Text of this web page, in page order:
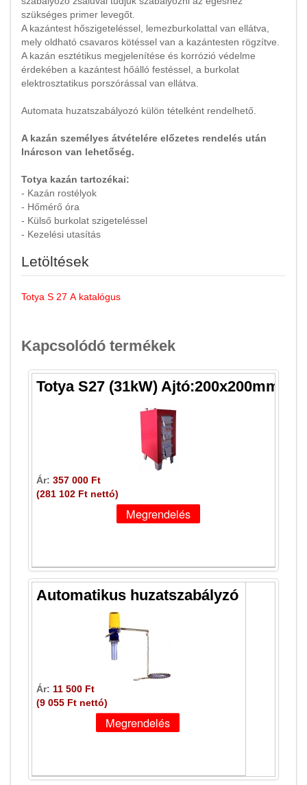
szükséges primer levegőt.
A kazántest hőszigeteléssel, lemezburkolattal van ellátva,
mely oldható csavaros kötéssel van a kazántesten rögzítve.
A kazán esztétikus megjelenítése és korrózió védelme
érdekében a kazántest hőálló festéssel, a burkolat
elektrosztatikus porszórással van ellátva.
Automata huzatszabályozó külön tételként rendelhető.
A kazán személyes átvételére előzetes rendelés után
Inárcson van lehetőség.
Totya kazán tartozékai:
- Kazán rostélyok
- Hőmérő óra
- Külső burkolat szigeteléssel
- Kezelési utasítás
Letöltések
Totya S 27 A katalógus
Kapcsolódó termékek
Totya S27 (31kW) Ajtó:200x200mm
Ár: 357 000 Ft
(281 102 Ft nettó)
Automatikus huzatszabályzó
Ár: 11 500 Ft
(9 055 Ft nettó)